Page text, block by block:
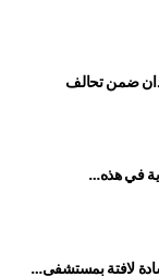
ضمن تحالف
في هذه…
لافتة بمستشفى…